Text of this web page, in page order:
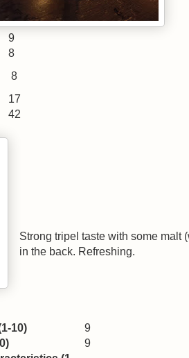
9
8
8
17
42
Strong tripel taste with some malt
in the back. Refreshing.
10)
9
9